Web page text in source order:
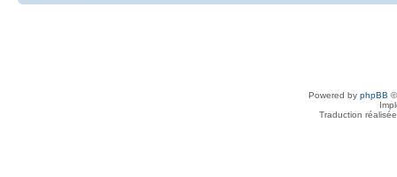
Powered by phpBB
Traduction